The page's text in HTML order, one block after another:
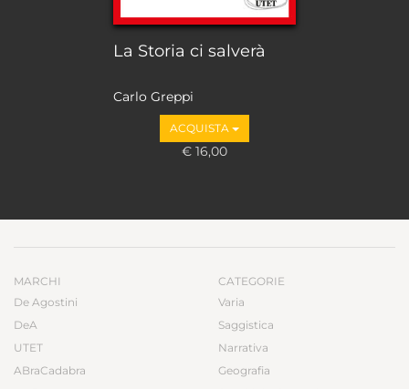
La Storia ci salverà
Carlo Greppi
ACQUISTA
€ 16,00
MARCHI
De Agostini
DeA
UTET
ABraCadabra
CATEGORIE
Varia
Saggistica
Narrativa
Geografia